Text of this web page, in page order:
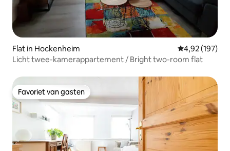
Flat in Hockenheim Gemiddelde
4,92 (197)
Licht twee-kamerappartement / Bright two-room flat
Favoriet van gasten
Favoriet van gasten